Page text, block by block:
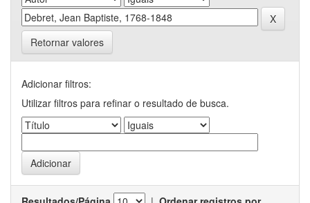
Retornar valores
Adicionar filtros:
Utilizar filtros para refinar o resultado de busca.